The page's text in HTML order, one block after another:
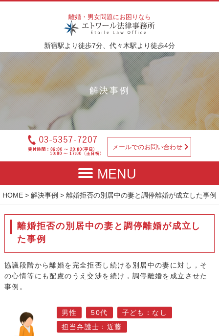
離婚・男女問題にお困りなら
新宿駅より徒歩7分、代々木駅より徒歩4分
解決事例
メールでのお問い合わせ
HOME > 解決事例 > 離婚拒否の別居中の妻と調停離婚が成立した事例
離婚拒否の別居中の妻と調停離婚が成立し
た事例
協議段階から離婚を完全拒否し続ける別居中の妻に対し，そ
の心情等にも配慮のうえ交渉を続け，調停離婚を成立させた
事例。
男性 50代
子ども：なし
担当弁護士：近藤